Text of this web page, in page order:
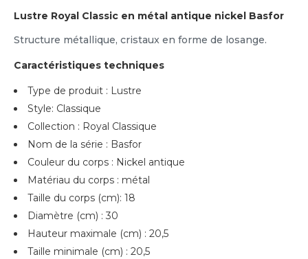
Lustre Royal Classic en métal antique nickel Basfor
Structure métallique, cristaux en forme de losange.
Caractéristiques techniques
Type de produit : Lustre
Style: Classique
Collection : Royal Classique
Nom de la série : Basfor
Couleur du corps : Nickel antique
Matériau du corps : métal
Taille du corps (cm): 18
Diamètre (cm) : 30
Hauteur maximale (cm) : 20,5
Taille minimale (cm) : 20,5